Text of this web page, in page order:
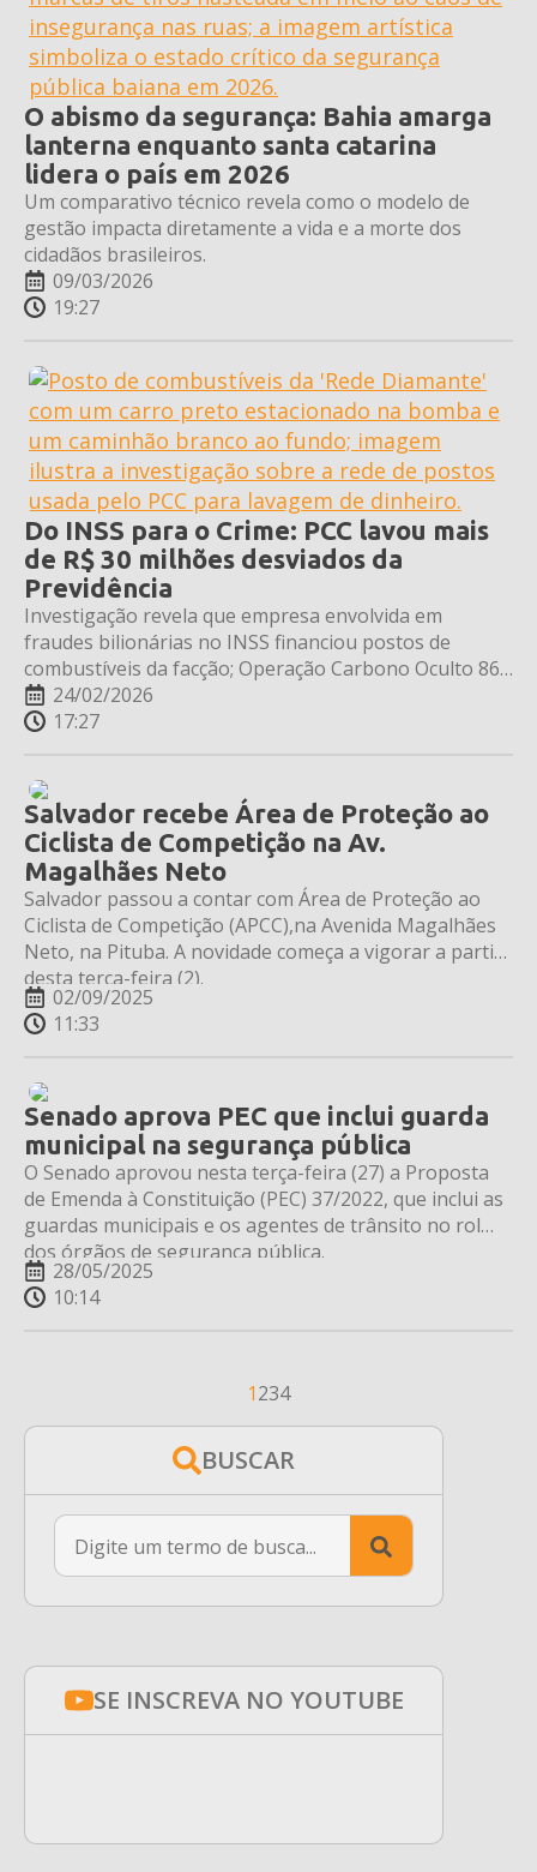
O abismo da segurança: Bahia amarga
lanterna enquanto santa catarina
lidera o país em 2026
Um comparativo técnico revela como o modelo de
gestão impacta diretamente a vida e a morte dos
cidadãos brasileiros.
09/03/2026
19:27
Do INSS para o Crime: PCC lavou mais
de R$ 30 milhões desviados da
Previdência
Investigação revela que empresa envolvida em
fraudes bilionárias no INSS financiou postos de
combustíveis da facção; Operação Carbono Oculto 86
expõe o rastro do dinheiro.
24/02/2026
17:27
Salvador recebe Área de Proteção ao
Ciclista de Competição na Av.
Magalhães Neto
Salvador passou a contar com Área de Proteção ao
Ciclista de Competição (APCC),na Avenida Magalhães
Neto, na Pituba. A novidade começa a vigorar a partir
desta terça-feira (2).
02/09/2025
11:33
Senado aprova PEC que inclui guarda
municipal na segurança pública
O Senado aprovou nesta terça-feira (27) a Proposta
de Emenda à Constituição (PEC) 37/2022, que inclui as
guardas municipais e os agentes de trânsito no rol
dos órgãos de segurança pública.
28/05/2025
10:14
1234
BUSCAR
Search
for:
SE INSCREVA NO YOUTUBE